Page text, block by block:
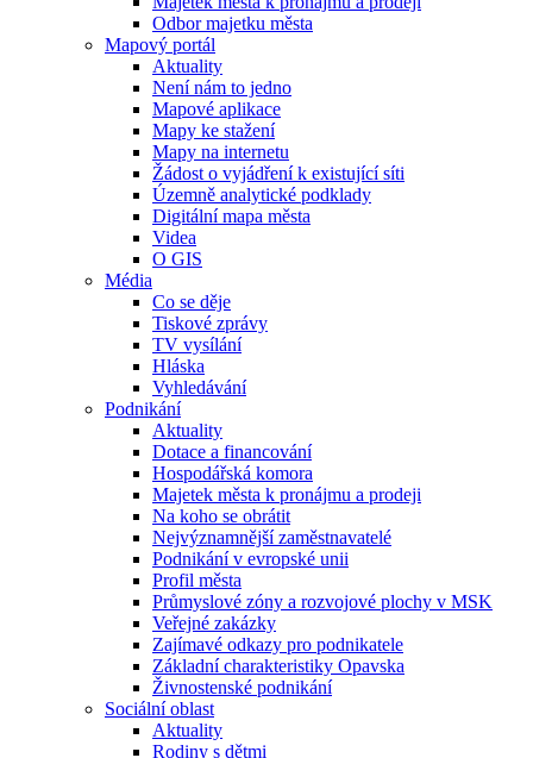
Odbor majetku města
Mapový portál
Aktuality
Není nám to jedno
Mapové aplikace
Mapy ke stažení
Mapy na internetu
Žádost o vyjádření k existující síti
Územně analytické podklady
Digitální mapa města
Videa
O GIS
Média
Co se děje
Tiskové zprávy
TV vysílání
Hláska
Vyhledávání
Podnikání
Aktuality
Dotace a financování
Hospodářská komora
Majetek města k pronájmu a prodeji
Na koho se obrátit
Nejvýznamnější zaměstnavatelé
Podnikání v evropské unii
Profil města
Průmyslové zóny a rozvojové plochy v MSK
Veřejné zakázky
Zajímavé odkazy pro podnikatele
Základní charakteristiky Opavska
Živnostenské podnikání
Sociální oblast
Aktuality
Rodiny s dětmi